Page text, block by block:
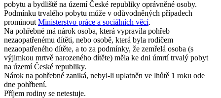
pobytu a bydliště na území České republiky oprávněné osoby.
Podmínku trvalého pobytu může v odůvodněných případech
prominout Ministerstvo práce a sociálních věcí.
Na pohřebné má nárok osoba, která vypravila pohřeb
nezaopatřenému dítěti, nebo osobě, která byla rodičem
nezaopatřeného dítěte, a to za podmínky, že zemřelá osoba (s
výjimkou mrtvě narozeného dítěte) měla ke dni úmrtí trvalý pobyt
na území České republiky.
Nárok na pohřebné zaniká, nebyl-li uplatněn ve lhůtě 1 roku ode
dne pohřbení.
Příjem rodiny se netestuje.